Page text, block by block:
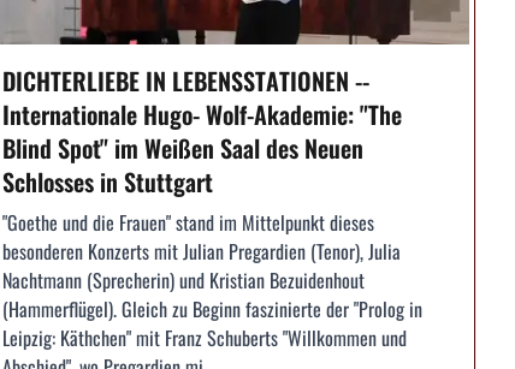
DICHTERLIEBE IN LEBENSSTATIONEN --
Internationale Hugo- Wolf-Akademie: "The
Blind Spot" im Weißen Saal des Neuen
Schlosses in Stuttgart
"Goethe und die Frauen" stand im Mittelpunkt dieses
besonderen Konzerts mit Julian Pregardien (Tenor), Julia
Nachtmann (Sprecherin) und Kristian Bezuidenhout
(Hammerflügel). Gleich zu Beginn faszinierte der "Prolog in
Leipzig: Käthchen" mit Franz Schuberts "Willkommen und